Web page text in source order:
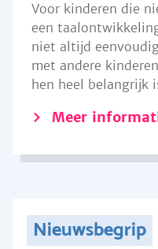
Voor kinderen die
een
niet altijd
met andere
hen heel belangrijk
Meer
Nieuwsbegrip